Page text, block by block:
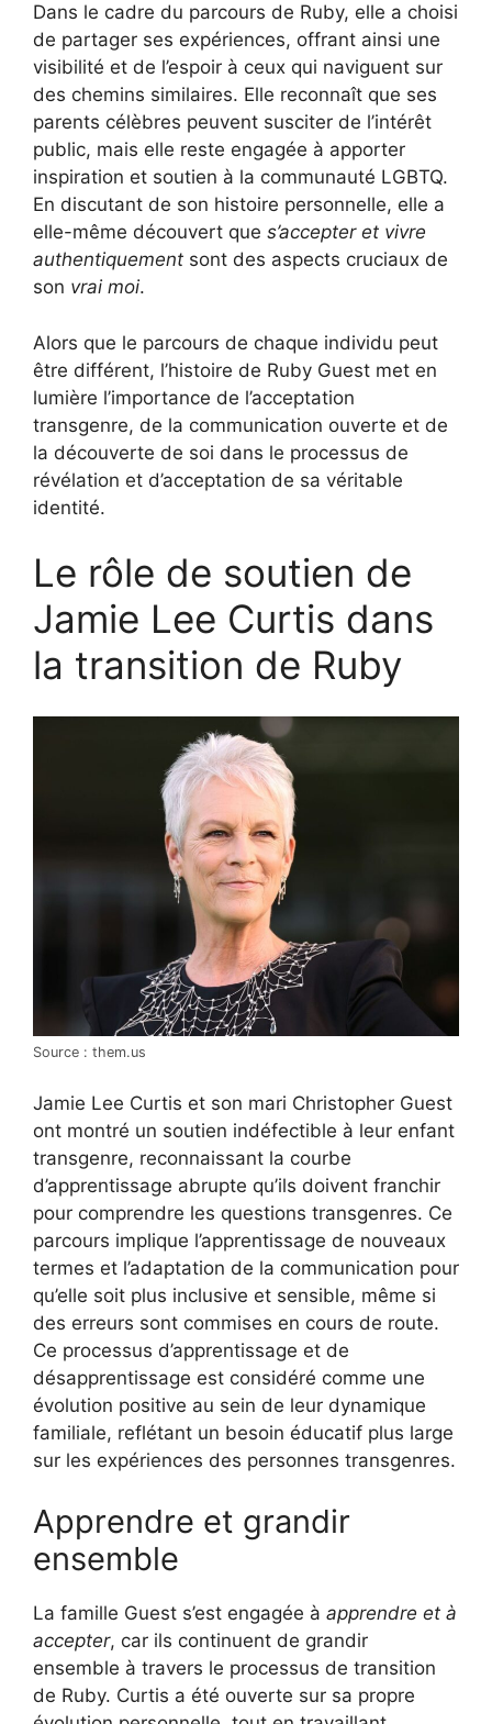
Dans le cadre du parcours de Ruby, elle a choisi
de partager ses expériences, offrant ainsi une
visibilité et de l’espoir à ceux qui naviguent sur
des chemins similaires. Elle reconnaît que ses
parents célèbres peuvent susciter de l’intérêt
public, mais elle reste engagée à apporter
inspiration et soutien à la communauté LGBTQ.
En discutant de son histoire personnelle, elle a
elle-même découvert que s’accepter et vivre
authentiquement sont des aspects cruciaux de
son vrai moi.
Alors que le parcours de chaque individu peut
être différent, l’histoire de Ruby Guest met en
lumière l’importance de l’acceptation
transgenre, de la communication ouverte et de
la découverte de soi dans le processus de
révélation et d’acceptation de sa véritable
identité.
Le rôle de soutien de
Jamie Lee Curtis dans
la transition de Ruby
Source : them.us
Jamie Lee Curtis et son mari Christopher Guest
ont montré un soutien indéfectible à leur enfant
transgenre, reconnaissant la courbe
d’apprentissage abrupte qu’ils doivent franchir
pour comprendre les questions transgenres. Ce
parcours implique l’apprentissage de nouveaux
termes et l’adaptation de la communication pour
qu’elle soit plus inclusive et sensible, même si
des erreurs sont commises en cours de route.
Ce processus d’apprentissage et de
désapprentissage est considéré comme une
évolution positive au sein de leur dynamique
familiale, reflétant un besoin éducatif plus large
sur les expériences des personnes transgenres.
Apprendre et grandir
ensemble
La famille Guest s’est engagée à apprendre et à
accepter, car ils continuent de grandir
ensemble à travers le processus de transition
de Ruby. Curtis a été ouverte sur sa propre